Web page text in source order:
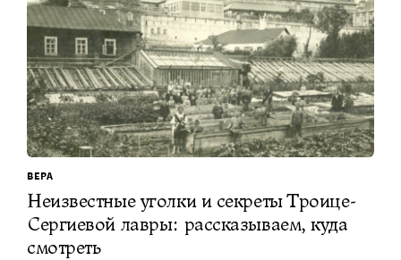
ВЕРА
Неизвестные уголки и секреты Троице-
Сергиевой лавры: рассказываем, куда
смотреть